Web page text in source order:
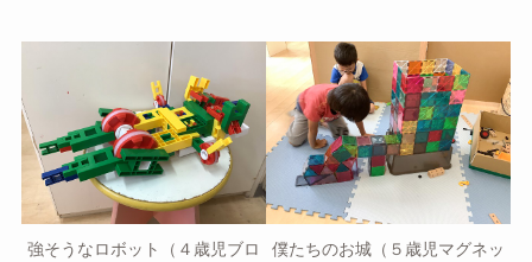
強そうなロボット（４歳児ブロ
僕たちのお城（５歳児マグネッ